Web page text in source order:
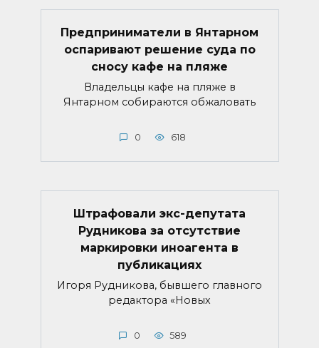
Предприниматели в Янтарном
оспаривают решение суда по
сносу кафе на пляже
Владельцы кафе на пляже в
Янтарном собираются обжаловать
0 618
Штрафовали экс-депутата
Рудникова за отсутствие
маркировки иноагента в
публикациях
Игоря Рудникова, бывшего главного
редактора «Новых
0 589